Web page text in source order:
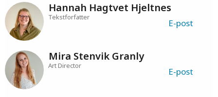
Hannah Hagtvet Hjeltnes
Tekstforfatter
E-post
Mira Stenvik Granly
Art Director
E-post